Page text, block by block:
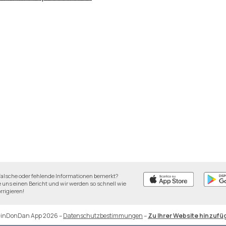
oder fehlende Informationen bemerkt?
uns einen Bericht und wir werden so schnell wie
App 2026–Datenschutzbestimmungen–Zu Ihrer Website